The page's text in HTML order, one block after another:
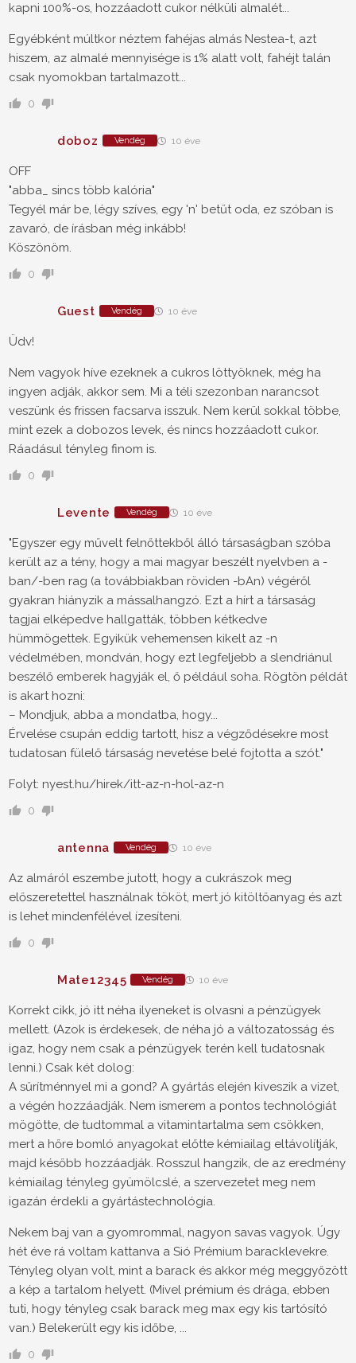
kapni 100%-os, hozzáadott cukor nélküli almalét...
Egyébként múltkor néztem fahéjas almás Nestea-t, azt
hiszem, az almalé mennyisége is 1% alatt volt, fahéjt talán
csak nyomokban tartalmazott...
0
doboz Vendég 10 éve
OFF
"abba_ sincs több kalória"
Tegyél már be, légy szíves, egy 'n' betűt oda, ez szóban is
zavaró, de írásban még inkább!
Köszönöm.
0
Guest Vendég 10 éve
Üdv!
Nem vagyok híve ezeknek a cukros löttyöknek, még ha
ingyen adják, akkor sem. Mi a téli szezonban narancsot
veszünk és frissen facsarva isszuk. Nem kerül sokkal többe,
mint ezek a dobozos levek, és nincs hozzáadott cukor.
Ráadásul tényleg finom is.
0
Levente Vendég 10 éve
"Egyszer egy művelt felnőttekből álló társaságban szóba
került az a tény, hogy a mai magyar beszélt nyelvben a -
ban/-ben rag (a továbbiakban röviden -bAn) végéről
gyakran hiányzik a mássalhangzó. Ezt a hírt a társaság
tagjai elképedve hallgatták, többen kétkedve
hümmögettek. Egyikük vehemensen kikelt az -n
védelmében, mondván, hogy ezt legfeljebb a slendriánul
beszélő emberek hagyják el, ő például soha. Rögtön példát
is akart hozni:
– Mondjuk, abba a mondatba, hogy...
Érvelése csupán eddig tartott, hisz a végződésekre most
tudatosan fülelő társaság nevetése belé fojtotta a szót."
Folyt: nyest.hu/hirek/itt-az-n-hol-az-n
0
antenna Vendég 10 éve
Az almáról eszembe jutott, hogy a cukrászok meg
előszeretettel használnak tököt, mert jó kitöltőanyag és azt
is lehet mindenfélével ízesíteni.
0
Mate12345 Vendég 10 éve
Korrekt cikk, jó itt néha ilyeneket is olvasni a pénzügyek
mellett. (Azok is érdekesek, de néha jó a változatosság és
igaz, hogy nem csak a pénzügyek terén kell tudatosnak
lenni.) Csak két dolog:
A sűrítménnyel mi a gond? A gyártás elején kiveszik a vizet,
a végén hozzáadják. Nem ismerem a pontos technológiát
mögötte, de tudtommal a vitamintartalma sem csökken,
mert a hőre bomló anyagokat előtte kémiailag eltávolítják,
majd később hozzáadják. Rosszul hangzik, de az eredmény
kémiailag tényleg gyümölcslé, a szervezetet meg nem
igazán érdekli a gyártástechnológia.
Nekem baj van a gyomrommal, nagyon savas vagyok. Úgy
hét éve rá voltam kattanva a Sió Prémium baracklevekre.
Tényleg olyan volt, mint a barack és akkor még meggyőzött
a kép a tartalom helyett. (Mivel prémium és drága, ebben
tuti, hogy tényleg csak barack meg max egy kis tartósító
van.) Belekerült egy kis időbe, ...
0